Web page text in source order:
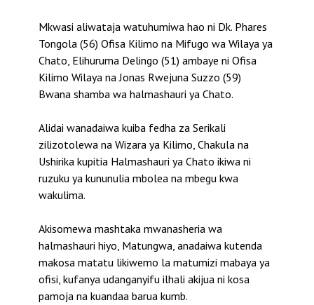
Mkwasi aliwataja watuhumiwa hao ni Dk. Phares
Tongola (56) Ofisa Kilimo na Mifugo wa Wilaya ya
Chato, Elihuruma Delingo (51) ambaye ni Ofisa
Kilimo Wilaya na Jonas Rwejuna Suzzo (59)
Bwana shamba wa halmashauri ya Chato.
Alidai wanadaiwa kuiba fedha za Serikali
zilizotolewa na Wizara ya Kilimo, Chakula na
Ushirika kupitia Halmashauri ya Chato ikiwa ni
ruzuku ya kununulia mbolea na mbegu kwa
wakulima.
Akisomewa mashtaka mwanasheria wa
halmashauri hiyo, Matungwa, anadaiwa kutenda
makosa matatu likiwemo la matumizi mabaya ya
ofisi, kufanya udanganyifu ilhali akijua ni kosa
pamoja na kuandaa barua kumb.